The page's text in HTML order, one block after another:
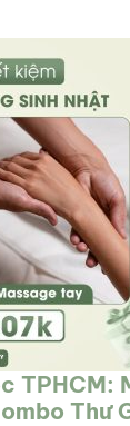
TPHCM:
Thư